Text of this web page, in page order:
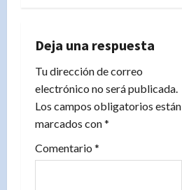
ó
n
d
e
Deja una respuesta
Tu dirección de correo
electrónico no será publicada.
Los campos obligatorios están
marcados con*
Comentario *